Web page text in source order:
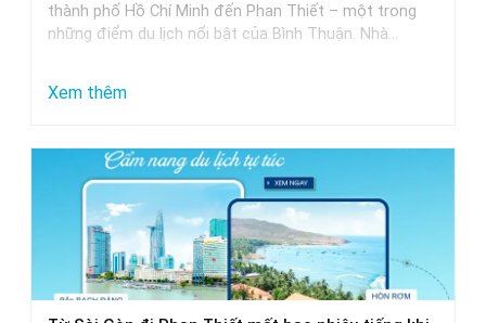
Trễ
Nhất
thành phố Hồ Chí Minh đến Phan Thiết – một trong
những điểm du lịch nổi bật của Bình Thuận. Nhà…
Xem thêm:
Xe
Sài
Gòn
Phan
Thiết
Khởi